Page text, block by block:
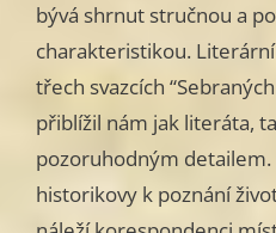
bývá shrnut stručnou a
charakteristikou.
třech svazcích
přiblížil nám jak literáta,
pozoruhodným
historikovy k poznání